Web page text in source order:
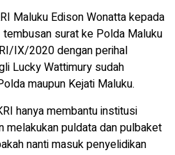
Maluku Edison Wonatta kepada
tembusan surat ke Polda Maluku
IX/2020 dengan perihal
Lucky Wattimury sudah
maupun Kejati Maluku.
hanya membantu institusi
melakukan puldata dan pulbaket
nanti masuk penyelidikan